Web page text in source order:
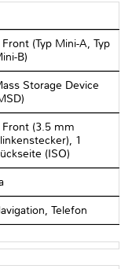
Front (Typ Mini-A, Typ
B)
Storage Device
Front (3.5 mm
1
(ISO)
Telefon